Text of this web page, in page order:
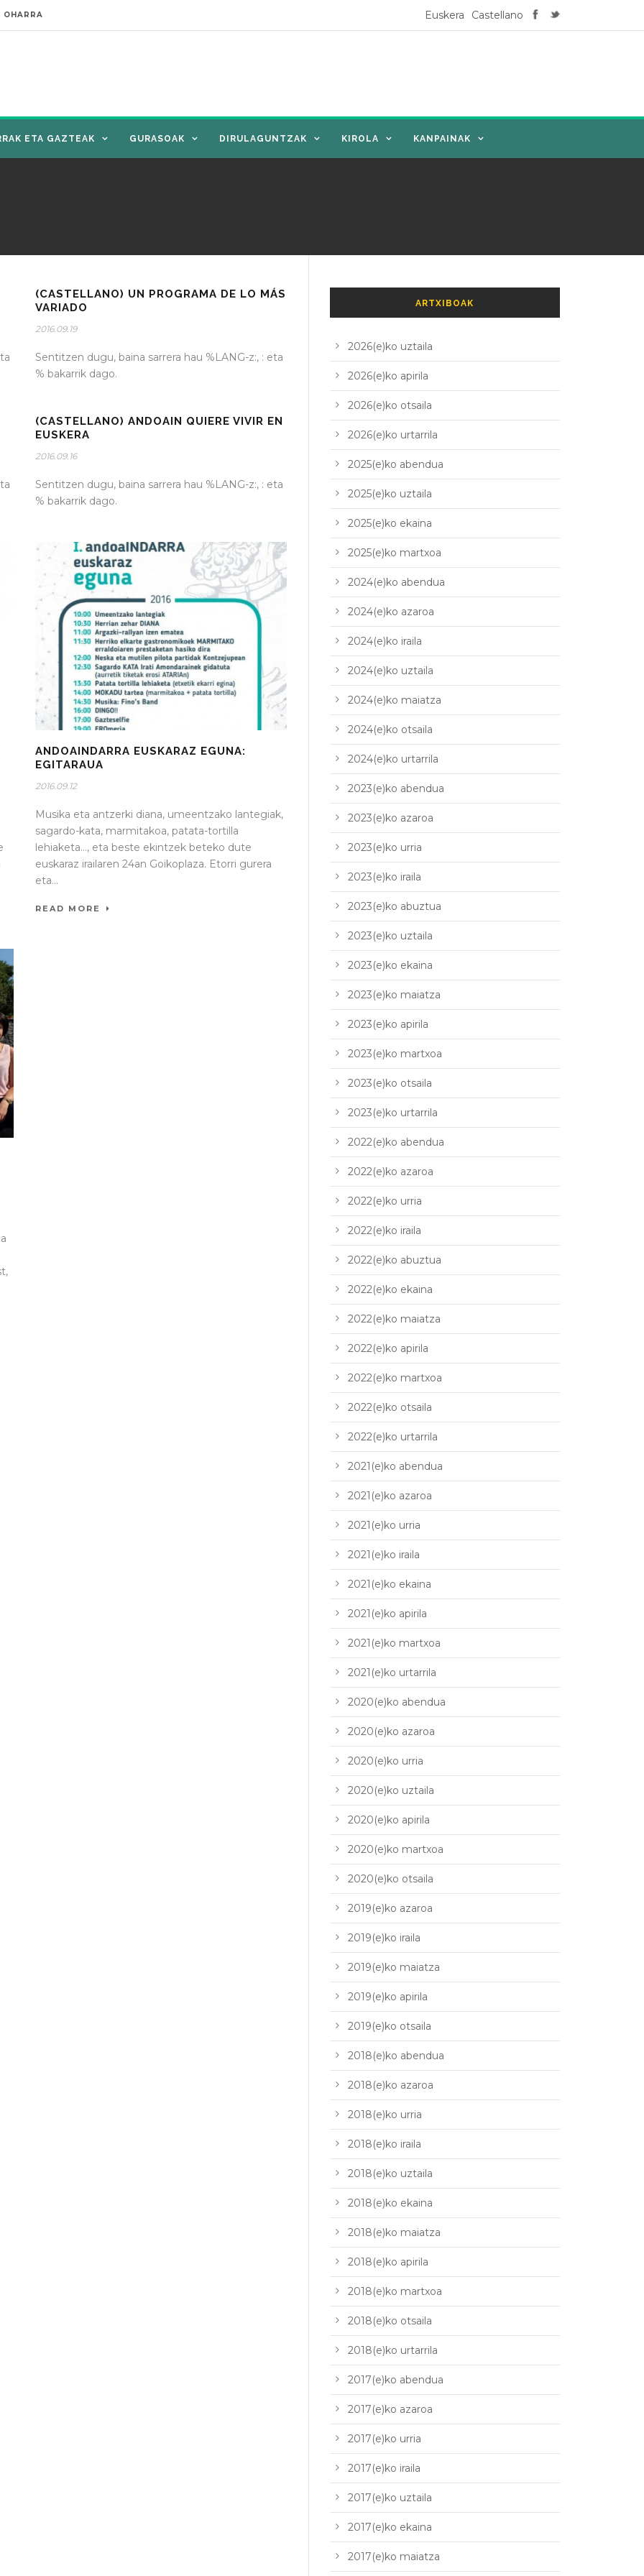
OHARRA Euskera Castellano
ETA GAZTEAK GURASOAK DIRULAGUNTZAK KIROLA KANPAINAK
(CASTELLANO) UN PROGRAMA DE LO MÁS
VARIADO
2016.09.19
Sentitzen dugu, baina sarrera hau %LANG-z:, : eta
% bakarrik dago.
(CASTELLANO) ANDOAIN QUIERE VIVIR EN
EUSKERA
2016.09.16
Sentitzen dugu, baina sarrera hau %LANG-z:, : eta
% bakarrik dago.
ANDOAINDARRA EUSKARAZ EGUNA:
EGITARAUA
2016.09.12
Musika eta antzerki diana, umeentzako lantegiak,
sagardo-kata, marmitakoa, patata-tortilla
lehiaketa…, eta beste ekintzek beteko dute
euskaraz irailaren 24an Goikoplaza. Etorri gurera
eta...
READ MORE
ARTXIBOAK
2026(e)ko uztaila
2026(e)ko apirila
2026(e)ko otsaila
2026(e)ko urtarrila
2025(e)ko abendua
2025(e)ko uztaila
2025(e)ko ekaina
2025(e)ko martxoa
2024(e)ko abendua
2024(e)ko azaroa
2024(e)ko iraila
2024(e)ko uztaila
2024(e)ko maiatza
2024(e)ko otsaila
2024(e)ko urtarrila
2023(e)ko abendua
2023(e)ko azaroa
2023(e)ko urria
2023(e)ko iraila
2023(e)ko abuztua
2023(e)ko uztaila
2023(e)ko ekaina
2023(e)ko maiatza
2023(e)ko apirila
2023(e)ko martxoa
2023(e)ko otsaila
2023(e)ko urtarrila
2022(e)ko abendua
2022(e)ko azaroa
2022(e)ko urria
2022(e)ko iraila
2022(e)ko abuztua
2022(e)ko ekaina
2022(e)ko maiatza
2022(e)ko apirila
2022(e)ko martxoa
2022(e)ko otsaila
2022(e)ko urtarrila
2021(e)ko abendua
2021(e)ko azaroa
2021(e)ko urria
2021(e)ko iraila
2021(e)ko ekaina
2021(e)ko apirila
2021(e)ko martxoa
2021(e)ko urtarrila
2020(e)ko abendua
2020(e)ko azaroa
2020(e)ko urria
2020(e)ko uztaila
2020(e)ko apirila
2020(e)ko martxoa
2020(e)ko otsaila
2019(e)ko azaroa
2019(e)ko iraila
2019(e)ko maiatza
2019(e)ko apirila
2019(e)ko otsaila
2018(e)ko abendua
2018(e)ko azaroa
2018(e)ko urria
2018(e)ko iraila
2018(e)ko uztaila
2018(e)ko ekaina
2018(e)ko maiatza
2018(e)ko apirila
2018(e)ko martxoa
2018(e)ko otsaila
2018(e)ko urtarrila
2017(e)ko abendua
2017(e)ko azaroa
2017(e)ko urria
2017(e)ko iraila
2017(e)ko uztaila
2017(e)ko ekaina
2017(e)ko maiatza